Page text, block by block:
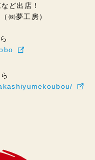
ど出店！
㈱夢工房）